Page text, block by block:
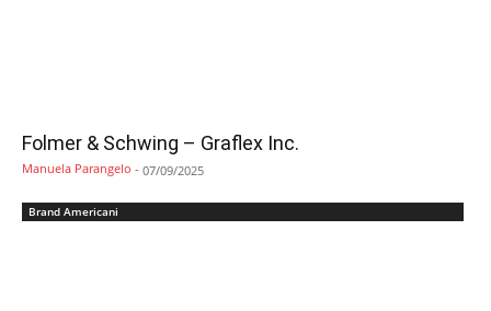
Folmer & Schwing – Graflex Inc.
Manuela Parangelo - 07/09/2025
Brand Americani